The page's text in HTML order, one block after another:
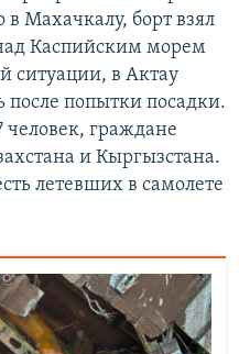
Махачкалу, борт взял
Каспийским морем
ситуации, в Актау
после попытки посадки.
человек, граждане
и Кыргызстана.
летевших в самолете